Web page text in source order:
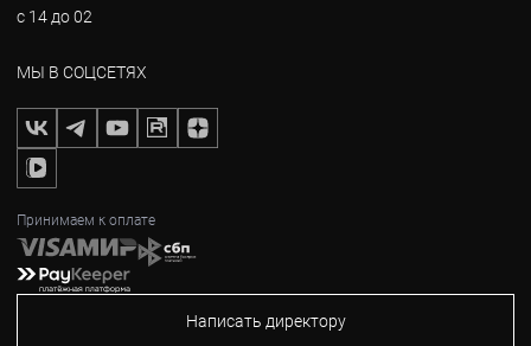
с 14 до 02
МЫ В СОЦСЕТЯХ
Принимаем к оплате
Написать директору